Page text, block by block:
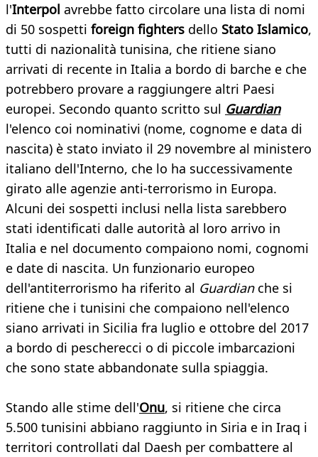
l'Interpol avrebbe fatto circolare una lista di nomi
di 50 sospetti foreign fighters dello Stato Islamico,
tutti di nazionalità tunisina, che ritiene siano
arrivati di recente in Italia a bordo di barche e che
potrebbero provare a raggiungere altri Paesi
europei. Secondo quanto scritto sul Guardian
l'elenco coi nominativi (nome, cognome e data di
nascita) è stato inviato il 29 novembre al ministero
italiano dell'Interno, che lo ha successivamente
girato alle agenzie anti-terrorismo in Europa.
Alcuni dei sospetti inclusi nella lista sarebbero
stati identificati dalle autorità al loro arrivo in
Italia e nel documento compaiono nomi, cognomi
e date di nascita. Un funzionario europeo
dell'antiterrorismo ha riferito al Guardianche si
ritiene che i tunisini che compaiono nell'elenco
siano arrivati in Sicilia fra luglio e ottobre del 2017
a bordo di pescherecci o di piccole imbarcazioni
che sono state abbandonate sulla spiaggia.
Stando alle stime dell'Onu, si ritiene che circa
5.500 tunisini abbiano raggiunto in Siria e in Iraq i
territori controllati dal Daesh per combattere al